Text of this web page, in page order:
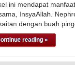
ini mendapat
InsyaAllah.
dengan buah
reading »